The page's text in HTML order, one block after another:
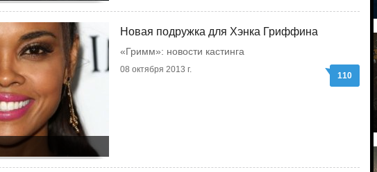
Новая подружка для Хэнка Гриффина
«Гримм»: новости кастинга
08 октября 2013 г.
110